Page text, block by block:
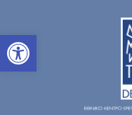
Ανοίξτε τη γραμμή εργαλείων